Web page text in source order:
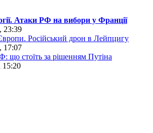
Атаки РФ на вибори у Франції
Російський дрон в Лейпцигу
що стоїть за рішенням Путіна